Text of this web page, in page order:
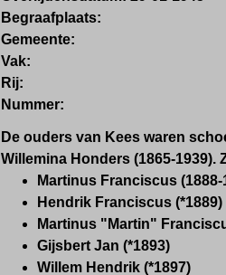
Begraafplaats:
Gemeente:
Vak:
Rij:
Nummer:
De ouders van Kees waren
Willemina Honders (1865-
Martinus Franciscus (1888-
Hendrik Franciscus (*1889)
Martinus "Martin"
Gijsbert Jan (*1893)
Willem Hendrik (*1897)